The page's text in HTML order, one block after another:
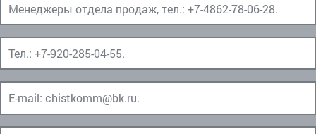
Менеджеры отдела продаж, тел.: +7-4862-78-06-28.
Тел.: +7-920-285-04-55.
E-mail: chistkomm@bk.ru.